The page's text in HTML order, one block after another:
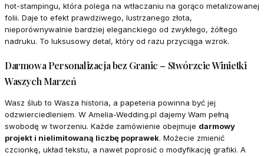
hot-stampingu, która polega na wtłaczaniu na gorąco metalizowanej
folii. Daje to efekt prawdziwego, lustrzanego złota,
nieporównywalnie bardziej eleganckiego od zwykłego, żółtego
nadruku. To luksusowy detal, który od razu przyciąga wzrok.
Darmowa Personalizacja bez Granic – Stwórzcie Winietki
Waszych Marzeń
Wasz ślub to Wasza historia, a papeteria powinna być jej
odzwierciedleniem. W Amelia-Wedding.pl dajemy Wam pełną
swobodę w tworzeniu. Każde zamówienie obejmuje darmowy
projekt i nielimitowaną liczbę poprawek. Możecie zmienić
czcionkę, układ tekstu, a nawet poprosić o modyfikację grafiki. A